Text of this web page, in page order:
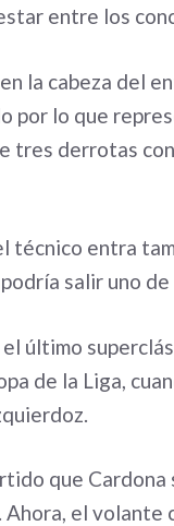
entre los
la cabeza del
por lo que
tres derrotas
técnico entra
salir uno
último
de la Liga,
que
Ahora, el